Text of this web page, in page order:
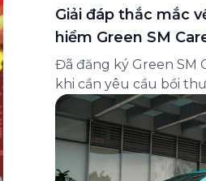
Giải đáp thắc mắc
hiểm Green SM
và cách liên hệ hỗ
Đã đăng ký Green SM
khi cần yêu cầu bồi
hồ sơ ra sao, hay giấy
tìm ở đâu? Bài viết
câu hỏi thường gặp
thường và hỗ trợ của